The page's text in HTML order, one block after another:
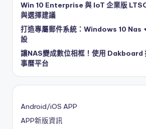
Win 10 Enterprise 與 IoT 企業版
與選擇建議
打造專屬郵件系統：Windows 10
設
讓NAS變成數位相框！使用 Dakboard
事曆平台
Android/iOS APP
APP新版資訊